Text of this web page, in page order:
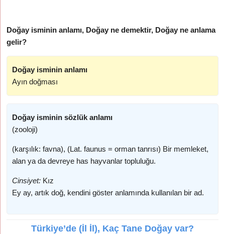
Doğay isminin anlamı, Doğay ne demektir, Doğay ne anlama
gelir?
Doğay isminin anlamı
Ayın doğması
Doğay isminin sözlük anlamı
(zooloji)
(karşılık: favna), (Lat. faunus = orman tanrısı) Bir memleket,
alan ya da devreye has hayvanlar topluluğu.
Cinsiyet: Kız
Ey ay, artık doğ, kendini göster anlamında kullanılan bir ad.
Türkiye’de (İl İl), Kaç Tane Doğay var?